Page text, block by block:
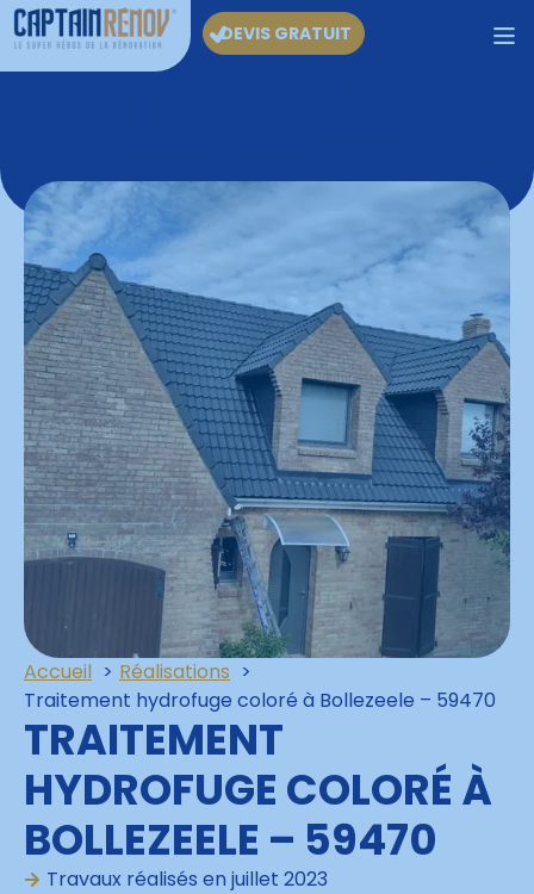
DEVIS GRATUIT
Accueil
Réalisations
Traitement hydrofuge coloré à Bollezeele – 59470
TRAITEMENT
HYDROFUGE COLORÉ À
BOLLEZEELE – 59470
Travaux réalisés en juillet 2023